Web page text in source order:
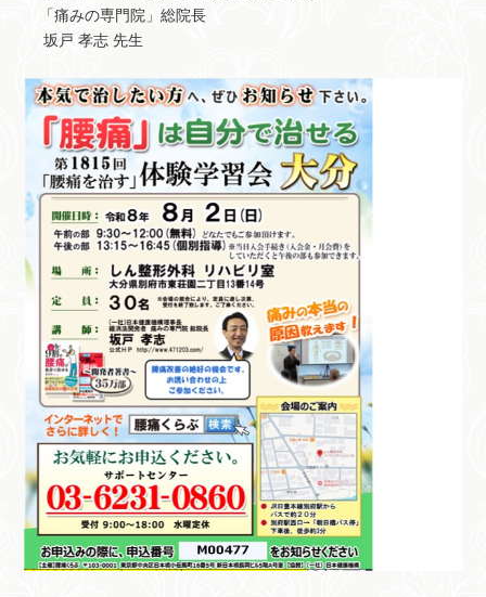
「痛みの専門院」総院長
坂戸 孝志 先生